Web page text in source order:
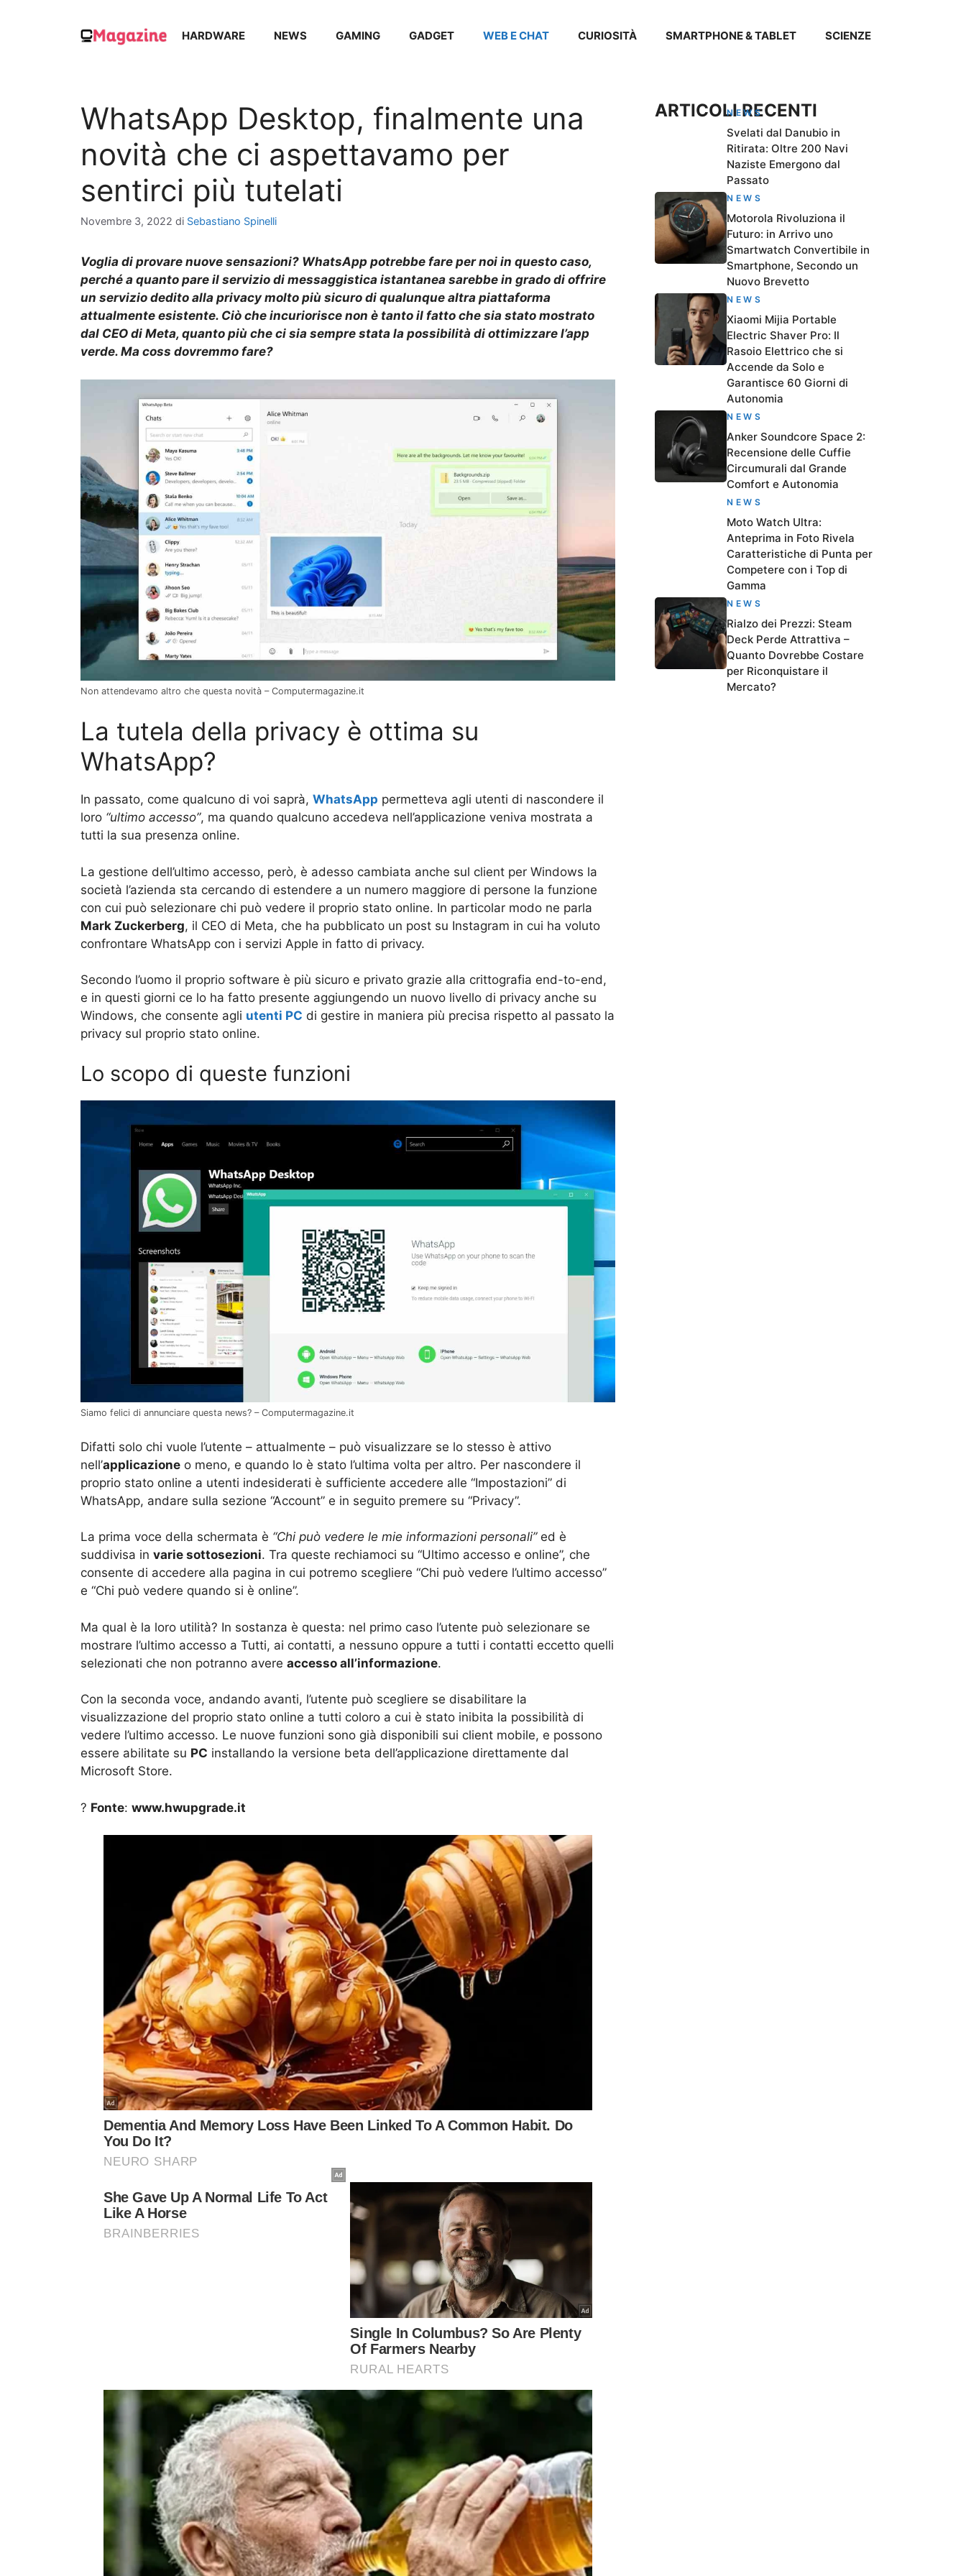
HARDWARE NEWS GAMING GADGET WEB E CHAT CURIOSITÀ SMARTPHONE & TABLET SCIENZE
WhatsApp Desktop, finalmente una
novità che ci aspettavamo per
sentirci più tutelati
Novembre 3, 2022 di Sebastiano Spinelli
Voglia di provare nuove sensazioni? WhatsApp potrebbe fare per noi in questo caso,
perché a quanto pare il servizio di messaggistica istantanea sarebbe in grado di offrire
un servizio dedito alla privacy molto più sicuro di qualunque altra piattaforma
attualmente esistente. Ciò che incuriorisce non è tanto il fatto che sia stato mostrato
dal CEO di Meta, quanto più che ci sia sempre stata la possibilità di ottimizzare l’app
verde. Ma coss dovremmo fare?
Non attendevamo altro che questa novità – Computermagazine.it
La tutela della privacy è ottima su
WhatsApp?
In passato, come qualcuno di voi saprà, WhatsApp permetteva agli utenti di nascondere il
loro “ultimo accesso”, ma quando qualcuno accedeva nell’applicazione veniva mostrata a
tutti la sua presenza online.
La gestione dell’ultimo accesso, però, è adesso cambiata anche sul client per Windows la
società l’azienda sta cercando di estendere a un numero maggiore di persone la funzione
con cui può selezionare chi può vedere il proprio stato online. In particolar modo ne parla
Mark Zuckerberg, il CEO di Meta, che ha pubblicato un post su Instagram in cui ha voluto
confrontare WhatsApp con i servizi Apple in fatto di privacy.
Secondo l’uomo il proprio software è più sicuro e privato grazie alla crittografia end-to-end,
e in questi giorni ce lo ha fatto presente aggiungendo un nuovo livello di privacy anche su
Windows, che consente agli utenti PC di gestire in maniera più precisa rispetto al passato la
privacy sul proprio stato online.
Lo scopo di queste funzioni
Siamo felici di annunciare questa news? – Computermagazine.it
Difatti solo chi vuole l’utente – attualmente – può visualizzare se lo stesso è attivo
nell’applicazione o meno, e quando lo è stato l’ultima volta per altro. Per nascondere il
proprio stato online a utenti indesiderati è sufficiente accedere alle “Impostazioni” di
WhatsApp, andare sulla sezione “Account” e in seguito premere su “Privacy”.
La prima voce della schermata è “Chi può vedere le mie informazioni personali”ed è
suddivisa in varie sottosezioni. Tra queste rechiamoci su “Ultimo accesso e online”, che
consente di accedere alla pagina in cui potremo scegliere “Chi può vedere l’ultimo accesso”
e “Chi può vedere quando si è online”.
Ma qual è la loro utilità? In sostanza è questa: nel primo caso l’utente può selezionare se
mostrare l’ultimo accesso a Tutti, ai contatti, a nessuno oppure a tutti i contatti eccetto quelli
selezionati che non potranno avere accesso all’informazione.
Con la seconda voce, andando avanti, l’utente può scegliere se disabilitare la
visualizzazione del proprio stato online a tutti coloro a cui è stato inibita la possibilità di
vedere l’ultimo accesso. Le nuove funzioni sono già disponibili sui client mobile, e possono
essere abilitate su PC installando la versione beta dell’applicazione direttamente dal
Microsoft Store.
? Fonte: www.hwupgrade.it
ARTICOLI RECENTI
NEWS
Svelati dal Danubio in
Ritirata: Oltre 200 Navi
Naziste Emergono dal
Passato
NEWS
Motorola Rivoluziona il
Futuro: in Arrivo uno
Smartwatch Convertibile in
Smartphone, Secondo un
Nuovo Brevetto
NEWS
Xiaomi Mijia Portable
Electric Shaver Pro: Il
Rasoio Elettrico che si
Accende da Solo e
Garantisce 60 Giorni di
Autonomia
NEWS
Anker Soundcore Space 2:
Recensione delle Cuffie
Circumurali dal Grande
Comfort e Autonomia
NEWS
Moto Watch Ultra:
Anteprima in Foto Rivela
Caratteristiche di Punta per
Competere con i Top di
Gamma
NEWS
Rialzo dei Prezzi: Steam
Deck Perde Attrattiva –
Quanto Dovrebbe Costare
per Riconquistare il
Mercato?